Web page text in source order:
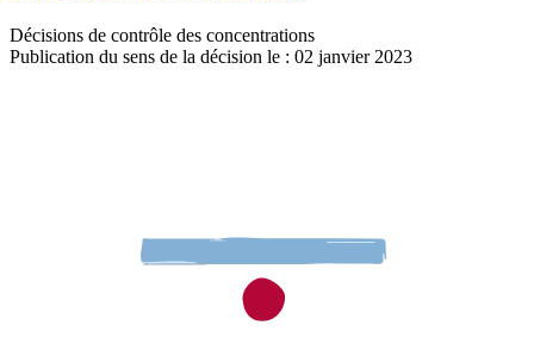
Décisions de contrôle des concentrations
Publication du sens de la décision le : 02 janvier 2023